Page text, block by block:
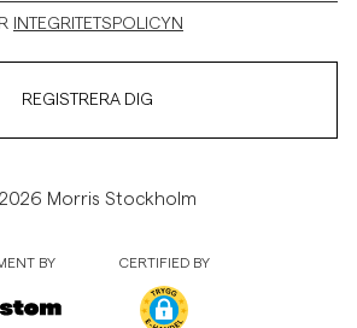
INTEGRITETSPOLICYN
REGISTRERA DIG
Morris Stockholm
BY CERTIFIED BY